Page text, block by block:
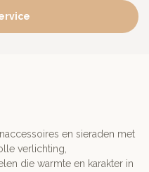
en sieraden met
verlichting,
die warmte en karakter in